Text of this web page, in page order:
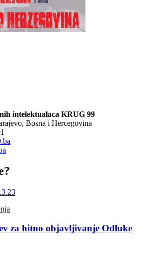
intelektualaca KRUG 99
Bosna i Hercegovina
za hitno objavljivanje Odluke